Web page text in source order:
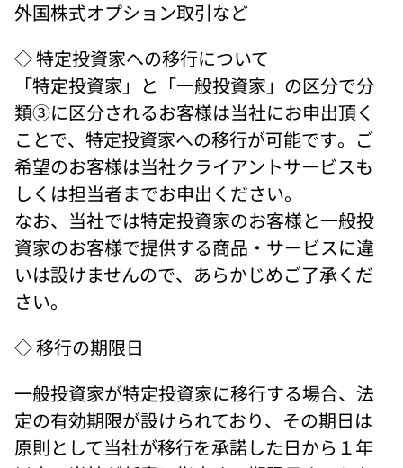
外国株式オプション取引など
◇ 特定投資家への移行について
「特定投資家」と「一般投資家」の区分で分
類③に区分されるお客様は当社にお申出頂く
ことで、特定投資家への移行が可能です。ご
希望のお客様は当社クライアントサービスも
しくは担当者までお申出ください。
なお、当社では特定投資家のお客様と一般投
資家のお客様で提供する商品・サービスに違
いは設けませんので、あらかじめご了承くだ
さい。
◇ 移行の期限日
一般投資家が特定投資家に移行する場合、法
定の有効期限が設けられており、その期日は
原則として当社が移行を承諾した日から１年